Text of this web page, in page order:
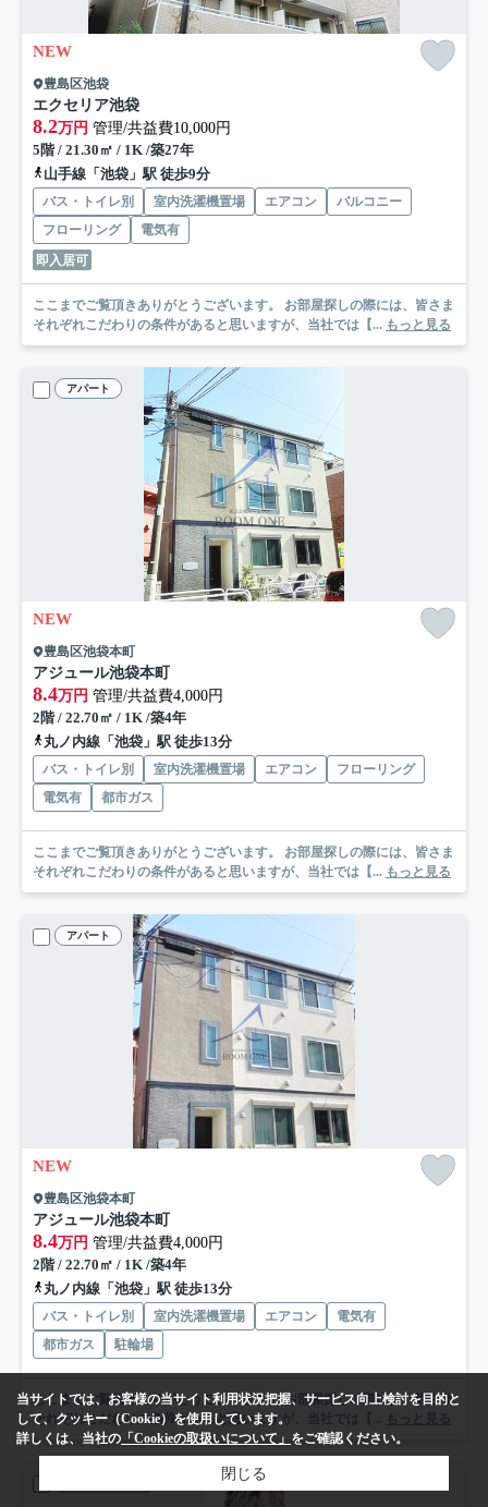
NEW
豊島区池袋
エクセリア池袋
8.2万円 管理/共益費10,000円
5階 / 21.30㎡ / 1K /築27年
山手線「池袋」駅 徒歩9分
バス・トイレ別 室内洗濯機置場 エアコン
バルコニー
フローリング
電気有
即入居可
ここまでご覧頂きありがとうございます。 お部屋探しの際には、皆さま
それぞれこだわりの条件があると思いますが、当社では【... もっと見る
アパート
NEW
豊島区池袋本町
アジュール池袋本町
8.4万円 管理/共益費4,000円
2階 / 22.70㎡ / 1K /築4年
丸ノ内線「池袋」駅 徒歩13分
バス・トイレ別 室内洗濯機置場 エアコン
フローリング
電気有
都市ガス
ここまでご覧頂きありがとうございます。 お部屋探しの際には、皆さま
それぞれこだわりの条件があると思いますが、当社では【... もっと見る
アパート
NEW
豊島区池袋本町
アジュール池袋本町
8.4万円 管理/共益費4,000円
2階 / 22.70㎡ / 1K /築4年
丸ノ内線「池袋」駅 徒歩13分
バス・トイレ別 室内洗濯機置場 エアコン
電気有
都市ガス
駐輪場
ここまでご覧頂きありがとうございます。 お部屋探しの際には、皆さま
それぞれこだわりの条件があると思いますが、当社では【... もっと見る
当サイトでは、お客様の当サイト利用状況把握、サービス向上検討を目的と
して、クッキー（Cookie）を使用しています。
詳しくは、当社の 「Cookieの取扱いについて」 をご確認ください。
閉じる